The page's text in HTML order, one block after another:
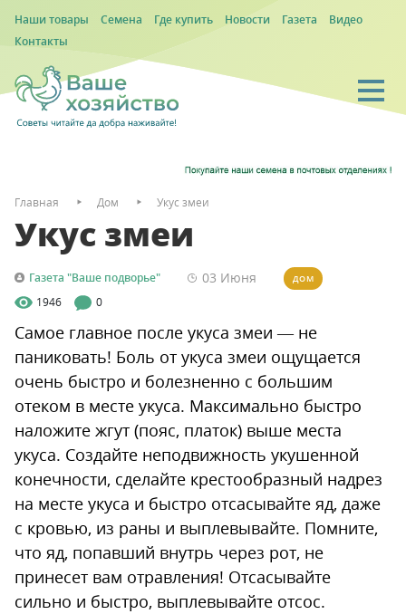
Наши товары Семена Где купить Новости Газета
Видео
Контакты
Главная Дом Укус змеи
Укус змеи
Газета "Ваше подворье" 03 Июня ДОМ
1946 0
Самое главное после укуса змеи — не
паниковать! Боль от укуса змеи ощущается
очень быстро и болезненно с большим
отеком в месте укуса. Максимально быстро
наложите жгут (пояс, платок) выше места
укуса. Создайте неподвижность укушенной
конечности, сделайте крестообразный надрез
на месте укуса и быстро отсасывайте яд, даже
с кровью, из раны и выплевывайте. Помните,
что яд, попавший внутрь через рот, не
принесет вам отравления! Отсасывайте
сильно и быстро, выплевывайте отсос.